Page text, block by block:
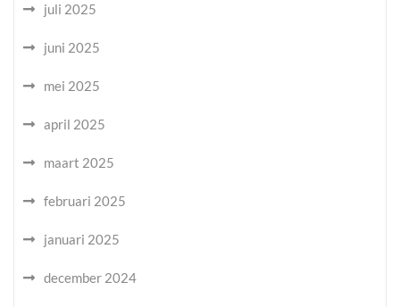
juli 2025
juni 2025
mei 2025
april 2025
maart 2025
februari 2025
januari 2025
december 2024